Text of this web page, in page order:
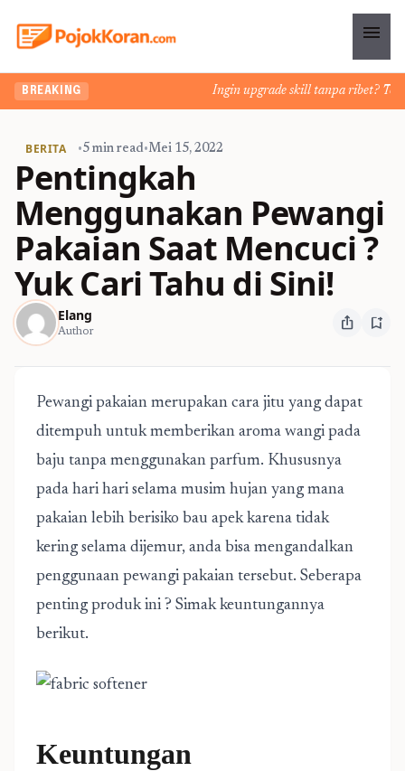
menu
BREAKING Ingin upgrade skill tanpa ribet?
BERITA •5 min read•Mei 15, 2022
Pentingkah
Menggunakan Pewangi
Pakaian Saat Mencuci ?
Yuk Cari Tahu di Sini!
Elang
Author ios_share bookmark_add
Pewangi pakaian merupakan cara jitu yang dapat
ditempuh untuk memberikan aroma wangi pada
baju tanpa menggunakan parfum. Khususnya
pada hari hari selama musim hujan yang mana
pakaian lebih berisiko bau apek karena tidak
kering selama dijemur, anda bisa mengandalkan
penggunaan pewangi pakaian tersebut. Seberapa
penting produk ini ? Simak keuntungannya
berikut.
Keuntungan